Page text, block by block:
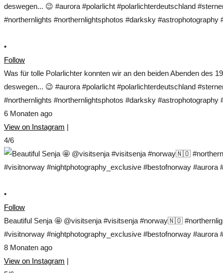
•
Follow
Was für tolle Polarlichter konnten wir an den beiden Abenden des
deswegen... 😉 #aurora #polarlicht #polarlichterdeutschland
#northernlights #northernlightsphotos #darksky
6 Monaten ago
View on Instagram |
4/6
•
Follow
Beautiful Senja 🤩 @visitsenja #visitsenja #norway🇳🇴
#visitnorway #nightphotography_exclusive #bestofnorway
8 Monaten ago
View on Instagram |